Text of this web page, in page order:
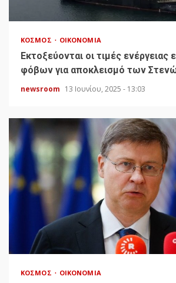
ΚΌΣΜΟΣ ΟΙΚΟΝΟΜΊΑ
Εκτοξεύονται οι τιμές ενέργειας
φόβων για αποκλεισμό των
newsroom 13 Ιουνίου, 2025 - 13:03
ΚΌΣΜΟΣ ΟΙΚΟΝΟΜΊΑ